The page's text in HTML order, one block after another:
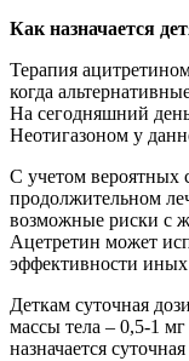
Как назначается
Терапия
когда
На сегодняшний
Неотигазоном у
С учетом вероятных
продолжительном
возможные риски с
Ацетретин может
эффективности
Деткам суточная
массы тела – 0,5-1
назначается